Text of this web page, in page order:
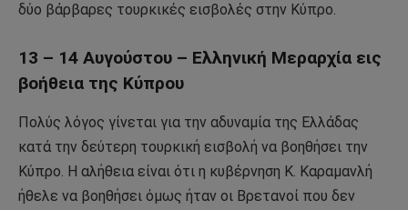
δύο βάρβαρες τουρκικές εισβολές στην Κύπρο.
13 – 14 Αυγούστου – Ελληνική Μεραρχία εις
βοήθεια της Κύπρου
Πολύς λόγος γίνεται για την αδυναμία της Ελλάδας
κατά την δεύτερη τουρκική εισβολή να βοηθήσει την
Κύπρο. Η αλήθεια είναι ότι η κυβέρνηση Κ. Καραμανλή
ήθελε να βοηθήσει όμως ήταν οι Βρετανοί που δεν